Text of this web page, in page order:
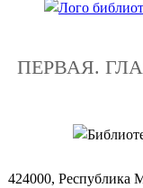
ПЕРВАЯ.
424000, Республика